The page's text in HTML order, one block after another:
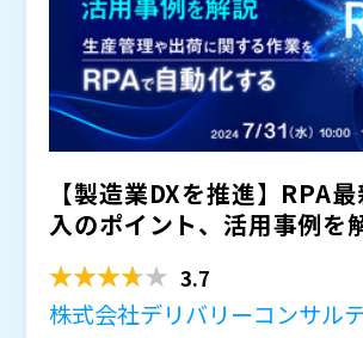
してリサーチ時間を削減し、付加価値
務により多くのリソースを割くための
す。
【製造業DXを推進】RPA
入のポイント、活用事例を
3.7
株式会社デリバリーコンサル